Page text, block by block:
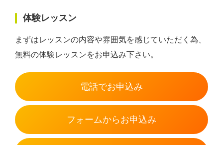
体験レッスン
まずはレッスンの内容や雰囲気を感じていただく為、
無料の体験レッスンをお申込み下さい。
電話でお申込み
フォームからお申込み